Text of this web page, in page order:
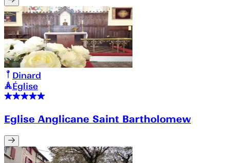
Dinard
Église
Eglise Anglicane Saint Bartholomew